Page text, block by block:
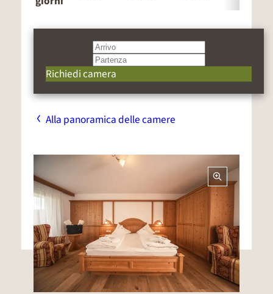
21.06.202612.07.202602.08.2026
02.08. –
Da 1-
giorni
€ 157.- € 160.- € 163.- € 195.-
Da 4-
Da 7
giorni
€ 148.- € 180.-
Richiedi camera
Alla panoramica delle camere